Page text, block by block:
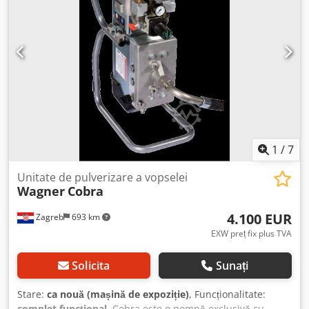
1 /7
Zagreb 693 km
Unitate de pulverizare a vopselei
Wagner Cobra
4.100 EUR
EXW preț fix plus TVA
Solicita Sunați
Stare: ca nouă (mașină de expoziție), Funcționalitate: